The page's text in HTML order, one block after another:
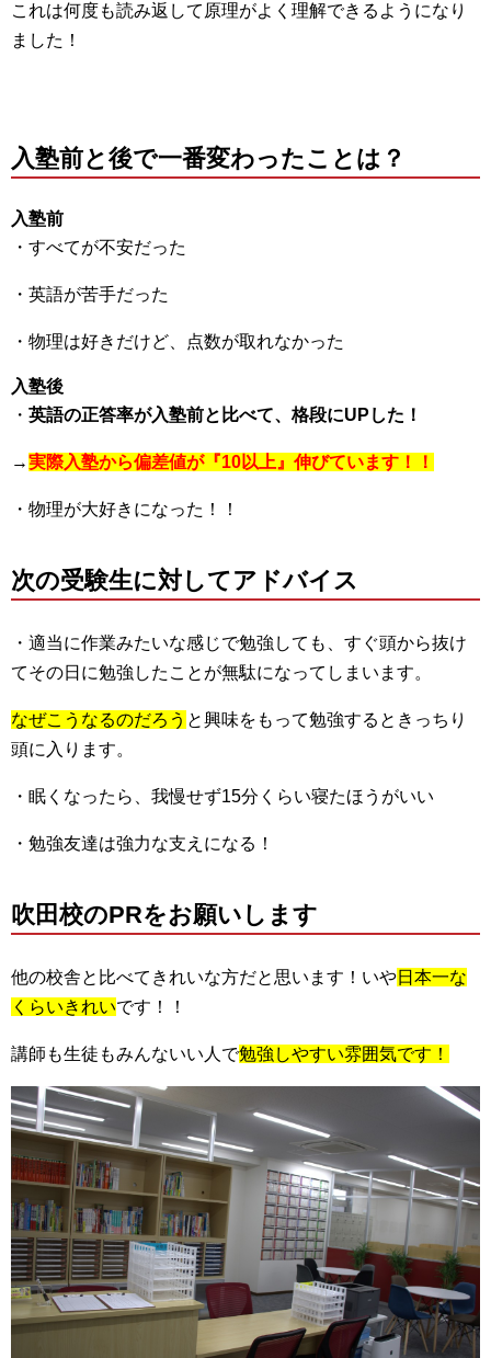
これは何度も読み返して原理がよく理解できるようになり
ました！
入塾前と後で一番変わったことは？
入塾前
・すべてが不安だった
・英語が苦手だった
・物理は好きだけど、点数が取れなかった
入塾後
・ 英語の正答率が入塾前と比べて、格段にUPした！
→実際入塾から偏差値が『10以上』伸びています！！
・物理が大好きになった！！
次の受験生に対してアドバイス
・適当に作業みたいな感じで勉強しても、すぐ頭から抜け
てその日に勉強したことが無駄になってしまいます。
なぜこうなるのだろう と興味をもって勉強するときっちり
頭に入ります。
・眠くなったら、我慢せず15分くらい寝たほうがいい
・勉強友達は強力な支えになる！
吹田校のPRをお願いします
他の校舎と比べてきれいな方だと思います！いや日本一な
くらいきれいです！！
講師も生徒もみんないい人で勉強しやすい雰囲気です！